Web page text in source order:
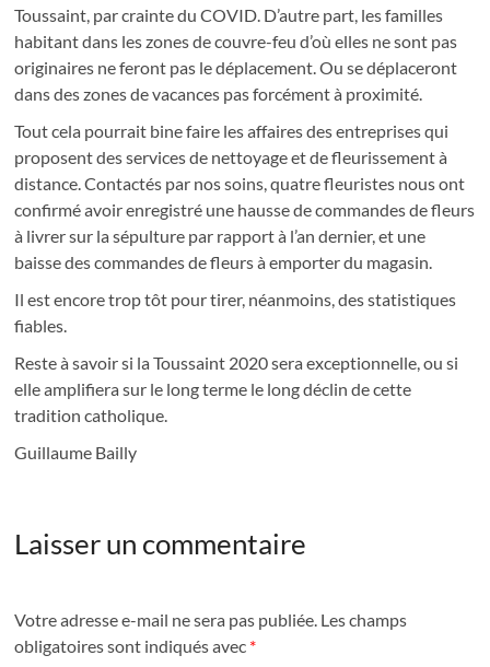
Toussaint, par crainte du COVID. D’autre part, les familles
habitant dans les zones de couvre-feu d’où elles ne sont pas
originaires ne feront pas le déplacement. Ou se déplaceront
dans des zones de vacances pas forcément à proximité.
Tout cela pourrait bine faire les affaires des entreprises qui
proposent des services de nettoyage et de fleurissement à
distance. Contactés par nos soins, quatre fleuristes nous ont
confirmé avoir enregistré une hausse de commandes de fleurs
à livrer sur la sépulture par rapport à l’an dernier, et une
baisse des commandes de fleurs à emporter du magasin.
Il est encore trop tôt pour tirer, néanmoins, des statistiques
fiables.
Reste à savoir si la Toussaint 2020 sera exceptionnelle, ou si
elle amplifiera sur le long terme le long déclin de cette
tradition catholique.
Guillaume Bailly
Laisser un commentaire
Votre adresse e-mail ne sera pas publiée. Les champs
obligatoires sont indiqués avec *